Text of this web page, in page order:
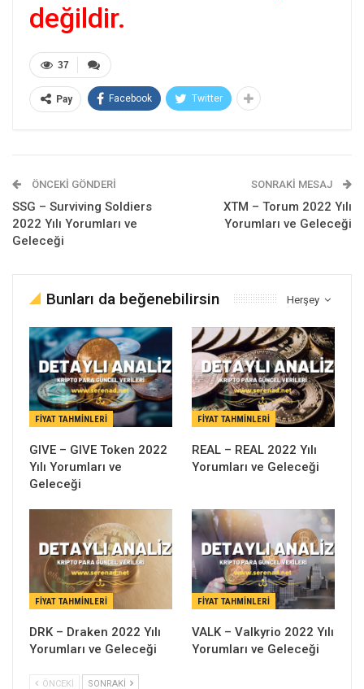
değildir.
37
Pay Facebook Twitter
ÖNCEKI GÖNDERI
SSG – Surviving Soldiers
2022 Yılı Yorumları ve
Geleceği
SONRAKI MESAJ
XTM – Torum 2022 Yılı
Yorumları ve Geleceği
Herşey
Bunları da beğenebilirsin
FIYAT TAHMINLERI
GIVE – GIVE Token 2022
Yılı Yorumları ve
Geleceği
FIYAT TAHMINLERI
REAL – REAL 2022 Yılı
Yorumları ve Geleceği
FIYAT TAHMINLERI
DRK – Draken 2022 Yılı
Yorumları ve Geleceği
FIYAT TAHMINLERI
VALK – Valkyrio 2022 Yılı
Yorumları ve Geleceği
ÖNCEKI SONRAKI